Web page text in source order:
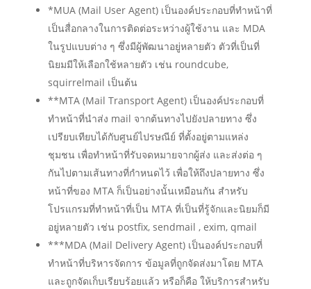
*MUA (Mail User Agent) เป็นองค์ประกอบที่ทำหน้าที่
เป็นสื่อกลางในการติดต่อระหว่างผู้ใช้งาน และ MDA
ในรูปแบบต่าง ๆ ซึ่งมีผู้พัฒนาอยู่หลายตัว ตัวที่เป็นที่
นิยมมีให้เลือกใช้หลายตัว เช่น roundcube,
squirrelmail เป็นต้น
**MTA (Mail Transport Agent) เป็นองค์ประกอบที่
ทำหน้าที่นำส่ง mail จากต้นทางไปยังปลายทาง ซึ่ง
เปรียบเทียบได้กับศูนย์ไปรษณีย์ ที่ตั้งอยู่ตามแหล่ง
ชุมชน เพื่อทำหน้าที่รับจดหมายจากผู้ส่ง และส่งต่อ ๆ
กันไปตามเส้นทางที่กำหนดไว้ เพื่อให้ถึงปลายทาง ซึ่ง
หน้าที่ของ MTA ก็เป็นอย่างนั้นเหมือนกัน สำหรับ
โปรแกรมที่ทำหน้าที่เป็น MTA ที่เป็นที่รู้จักและนิยมก็มี
อยู่หลายตัว เช่น postfix, sendmail , exim, qmail
***MDA (Mail Delivery Agent) เป็นองค์ประกอบที่
ทำหน้าที่บริหารจัดการ ข้อมูลที่ถูกจัดส่งมาโดย MTA
และถูกจัดเก็บเรียบร้อยแล้ว หรือก็คือ ให้บริการสำหรับ